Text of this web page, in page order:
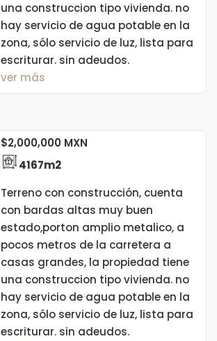
una construccion tipo vivienda. no
hay servicio de agua potable en la
zona, sólo servicio de luz, lista para
escriturar. sin adeudos.
ver más
$2,000,000 MXN
4167m2
Terreno con construcción, cuenta
con bardas altas muy buen
estado,porton amplio metalico, a
pocos metros de la carretera a
casas grandes, la propiedad tiene
una construccion tipo vivienda. no
hay servicio de agua potable en la
zona, sólo servicio de luz, lista para
escriturar. sin adeudos.